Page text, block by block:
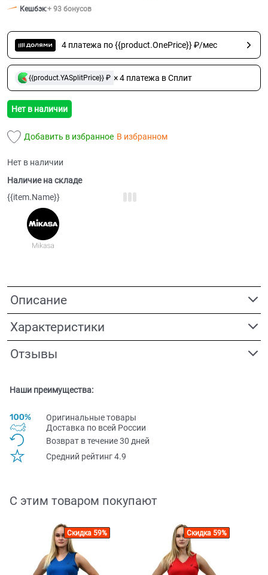
Кешбэк:+ 93 бонусов
4 платежа по {{product.OnePrice}} ₽/мес
{{product.YASplitPrice}} ₽ × 4 платежа в Сплит
Нет в наличии
Добавить в избранное В избранном
Нет в наличии
Наличие на складе
{{item.Name}}
Описание
Характеристики
Отзывы
Наши преимущества:
Оригинальные товары
Доставка по всей Pоссии
Возврат в течение 30 дней
Средний рейтинг 4.9
С этим товаром покупают
Скидка 59% Скидка 59%